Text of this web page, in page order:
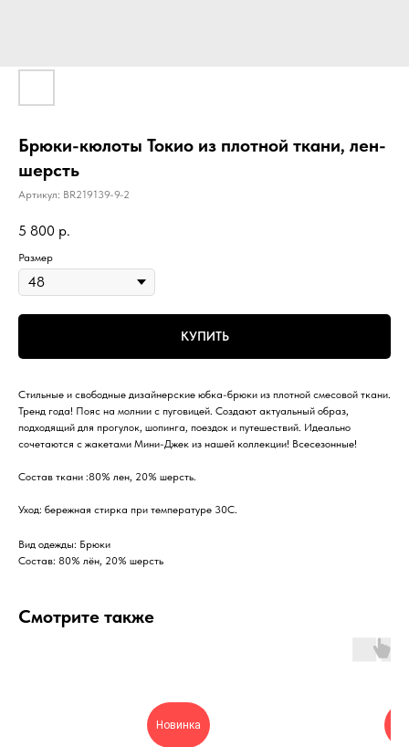
Брюки-кюлоты Токио из плотной ткани, лен-
шерсть
Артикул: BR219139-9-2
5 800 р.
Размер
КУПИТЬ
Стильные и свободные дизайнерские юбка-брюки из плотной смесовой ткани.
Тренд года! Пояс на молнии с пуговицей. Создают актуальный образ,
подходящий для прогулок, шопинга, поездок и путешествий. Идеально
сочетаются с жакетами Мини-Джек из нашей коллекции! Всесезонные!
Состав ткани :80% лен, 20% шерсть.
Уход: бережная стирка при температуре 30С.
Вид одежды: Брюки
Состав: 80% лён, 20% шерсть
Смотрите также
Новинка